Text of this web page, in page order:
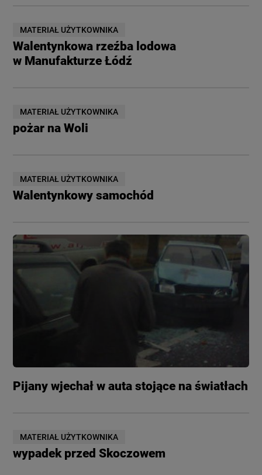
MATERIAŁ UŻYTKOWNIKA
Walentynkowa rzeźba lodowa
w Manufakturze Łódź
MATERIAŁ UŻYTKOWNIKA
pożar na Woli
MATERIAŁ UŻYTKOWNIKA
Walentynkowy samochód
Pijany wjechał w auta stojące na światłach
MATERIAŁ UŻYTKOWNIKA
wypadek przed Skoczowem